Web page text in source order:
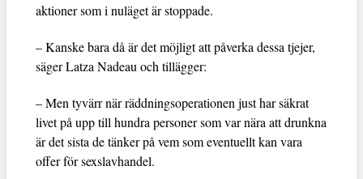
aktioner som i nuläget är stoppade.
– Kanske bara då är det möjligt att påverka dessa tjejer,
säger Latza Nadeau och tillägger:
– Men tyvärr när räddningsoperationen just har säkrat
livet på upp till hundra personer som var nära att drunkna
är det sista de tänker på vem som eventuellt kan vara
offer för sexslavhandel.